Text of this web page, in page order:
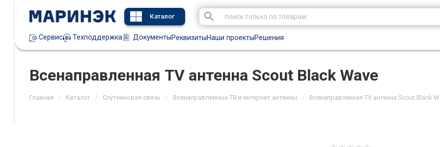
Каталог
Сервис Техподдержка ДокументыРеквизитыНаши проектыРешения
Всенаправленная TV антенна Scout Black Wave
Главная / Каталог / Спутниковая связь / Всенаправленные ТВ и интернет антенны / Всенаправленная TV антенна Scout Black